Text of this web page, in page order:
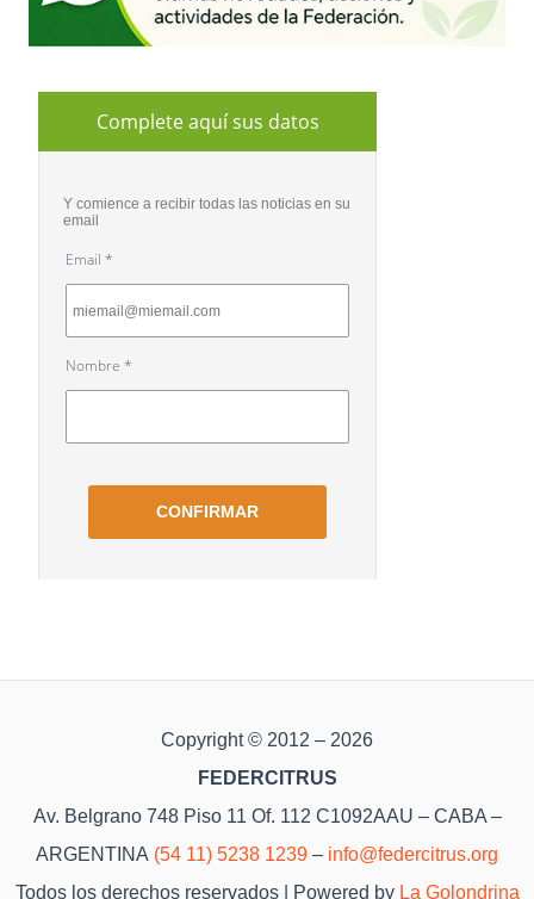
Copyright © 2012 – 2026
FEDERCITRUS
Av. Belgrano 748 Piso 11 Of. 112 C1092AAU – CABA –
ARGENTINA (54 11) 5238 1239 – info@federcitrus.org
Todos los derechos reservados | Powered by La Golondrina